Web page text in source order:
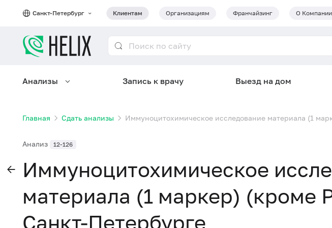
Санкт-Петербург Клиентам Организациям Франчайзинг О Компании
Анализы Запись к врачу Выезд на дом
Главная Сдать анализы Иммуноцитохимическое исследование материала (1
Анализ 12-126
Иммуноцитохимическое
материала (1 маркер) (кроме
Санкт-Петербурге